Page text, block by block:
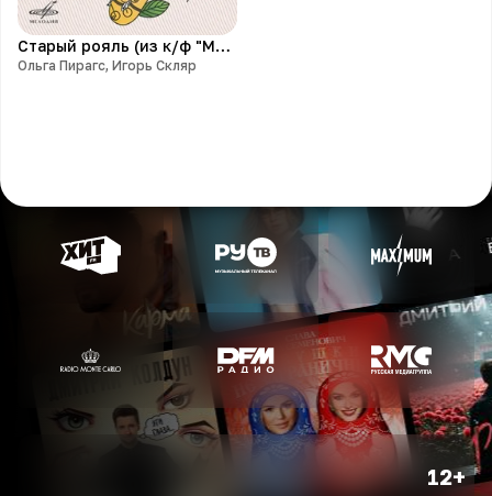
Старый рояль (из к/ф "Мы из джаза")
Ольга Пирагс, Игорь Скляр
12+